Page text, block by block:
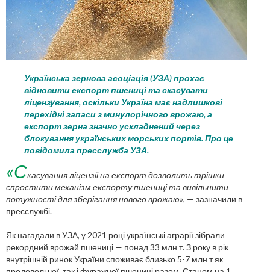
Українська зернова асоціація (УЗА) прохає
відновити експорт пшениці та скасувати
ліцензування, оскільки Україна має надлишкові
перехідні запаси з минулорічного врожаю, а
експорт зерна значно ускладнений через
блокування українських морських портів. Про це
повідомила пресслужба УЗА.
«Скасування ліцензії на експорт дозволить трішки
спростити механізм експорту пшениці та вивільнити
потужності для зберігання нового врожаю», — зазначили в
пресслужбі.
Як нагадали в УЗА, у 2021 році українські аграрії зібрали
рекордний врожай пшениці — понад 33 млн т. З року в рік
внутрішній ринок України споживає близько 5-7 млн т як